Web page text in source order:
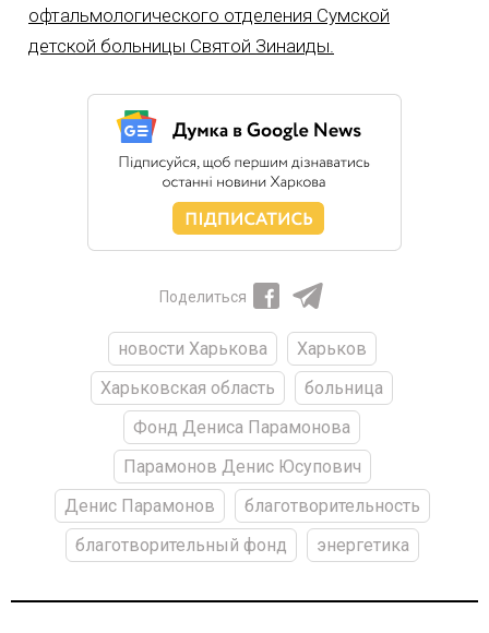
офтальмологического отделения Сумской
детской больницы Святой Зинаиды.
Поделиться
новости Харькова
Харьков
Харьковская область
больница
Фонд Дениса Парамонова
Парамонов Денис Юсупович
Денис Парамонов
благотворительность
благотворительный фонд
энергетика